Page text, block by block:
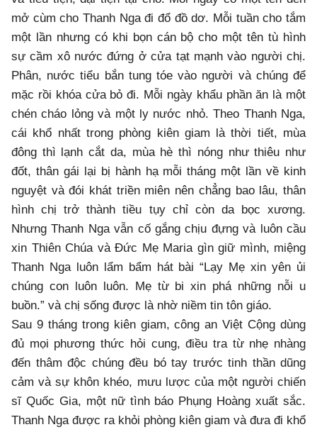
mở cùm cho Thanh Nga đi đổ đồ dơ. Mỗi tuần cho tắm
một lần nhưng có khi bọn cán bộ cho một tên tù hình
sự cầm xô nước đứng ở cửa tạt mạnh vào người chị.
Phân, nước tiểu bắn tung tóe vào người và chúng để
mặc rồi khóa cửa bỏ đi. Mỗi ngày khẩu phần ăn là một
chén cháo lỏng và một ly nước nhỏ. Theo Thanh Nga,
cái khổ nhất trong phòng kiên giam là thời tiết, mùa
đông thì lạnh cắt da, mùa hè thì nóng như thiêu như
đốt, thân gái lại bị hành hạ mỗi tháng một lần về kinh
nguyệt và đói khát triền miên nên chẳng bao lâu, thân
hình chị trở thành tiều tụy chỉ còn da bọc xương.
Nhưng Thanh Nga vẫn cố gắng chịu đựng và luôn cầu
xin Thiên Chúa và Đức Mẹ Maria gìn giữ mình, miệng
Thanh Nga luôn lẩm bẩm hát bài “Lạy Mẹ xin yên ủi
chúng con luôn luôn. Mẹ từ bi xin phá những nỗi u
buồn.” và chị sống được là nhờ niềm tin tôn giáo.
Sau 9 tháng trong kiên giam, công an Việt Cộng dùng
đủ mọi phương thức hỏi cung, điều tra từ nhẹ nhàng
đến thâm độc chúng đều bó tay trước tinh thần dũng
cảm và sự khôn khéo, mưu lược của một người chiến
sĩ Quốc Gia, một nữ tình báo Phụng Hoàng xuất sắc.
Thanh Nga được ra khỏi phòng kiên giam và đưa đi khổ